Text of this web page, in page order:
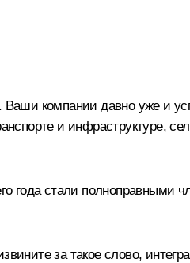
Ваши компании давно уже и
и инфраструктуре,
года стали
за такое слово,